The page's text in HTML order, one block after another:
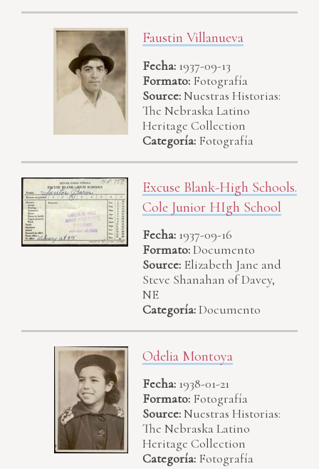
Faustin Villanueva
Fecha: 1937-09-13
Formato: Fotografía
Source:Nuestras Historias:
The Nebraska Latino
Heritage Collection
Categoría: Fotografía
Excuse Blank-High Schools.
Cole Junior HIgh School
Fecha: 1937-09-16
Formato:Documento
Source: Elizabeth Jane and
Steve Shanahan of Davey,
NE
Categoría:Documento
Odelia Montoya
Fecha: 1938-01-21
Formato: Fotografía
Source:Nuestras Historias:
The Nebraska Latino
Heritage Collection
Categoría: Fotografía